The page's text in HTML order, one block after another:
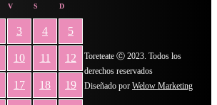
V S D
3 4 5
10 11 12
17 18 19
Toreteate Ⓒ 2023. Todos los
derechos reservados
Diseñado por Welow Marketing